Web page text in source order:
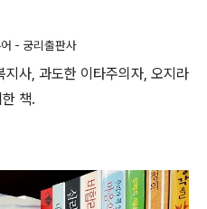
- 궁리출판사
사, 과도한 이타주의자, 오지라
책.